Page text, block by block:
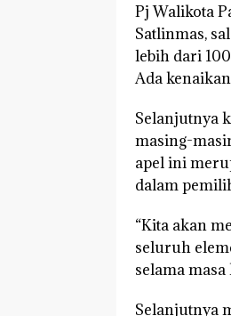
Pj Walikota
Satlinmas,
lebih dari
Ada
Selanjutnya
masing-
apel ini
dalam
“Kita akan
seluruh
selama
Selanjutnya